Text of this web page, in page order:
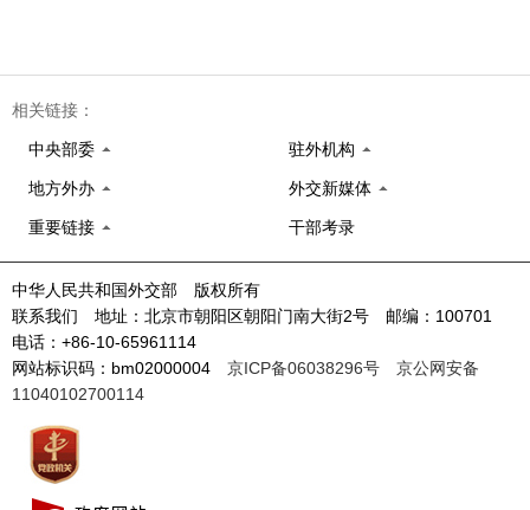
相关链接：
中央部委 驻外机构
地方外办 外交新媒体
重要链接 干部考录
中华人民共和国外交部 版权所有
联系我们 地址：北京市朝阳区朝阳门南大街2号 邮编：100701
电话：+86-10-65961114
网站标识码：bm02000004 京ICP备06038296号
京公网安备
11040102700114